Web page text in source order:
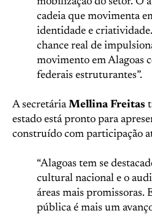
cadeia que movimenta
identidade e
chance real de
movimento em Alagoas
federais estruturantes”.
A secretáriaMellina Freitas
estado está pronto para
construído com participação
“Alagoas tem se
cultural nacional e o
áreas mais promissoras.
pública é mais um